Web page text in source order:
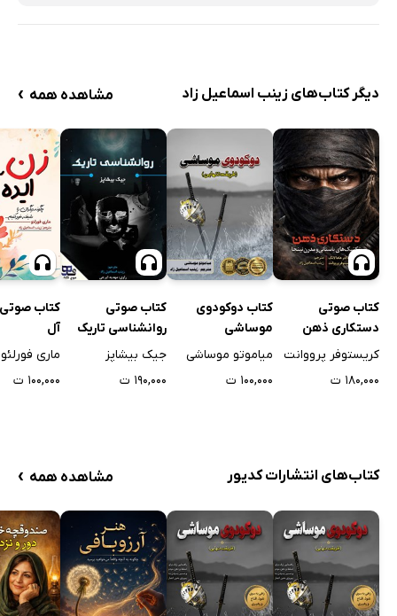
دیگر کتاب‌های زینب اسماعیل زاد مشاهده همه ›
کتاب صوتی
دستکاری ذهن
کریستوفر پرووانت
۱۸۰,۰۰۰ ت
کتاب دوکودوی
موساشی
میاموتو موساشی
۱۰۰,۰۰۰ ت
کتاب صوتی
روانشناسی تاریک
جیک بیشاپز
۱۹۰,۰۰۰ ت
کتاب
آل
ماری فورلئو
۱۰۰,۰۰۰ ت
کتاب‌های انتشارات کدیور مشاهده همه ›